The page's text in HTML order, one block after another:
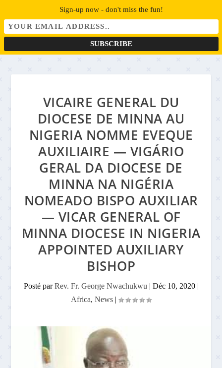
VICAIRE GENERAL DU
DIOCESE DE MINNA AU
NIGERIA NOMME EVEQUE
AUXILIAIRE — VIGÁRIO
GERAL DA DIOCESE DE
MINNA NA NIGÉRIA
NOMEADO BISPO AUXILIAR
— VICAR GENERAL OF
MINNA DIOCESE IN NIGERIA
APPOINTED AUXILIARY
BISHOP
Posté parRev. Fr. George Nwachukwu | Déc 10, 2020|
Africa, News |
Sign-up now - don't miss the fun!